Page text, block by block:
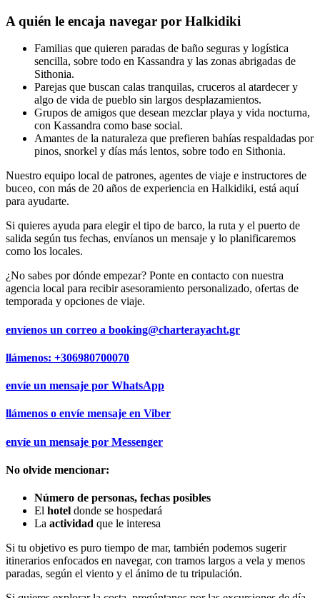
A quién le encaja navegar por Halkidiki
Familias que quieren paradas de baño seguras y logística
sencilla, sobre todo en Kassandra y las zonas abrigadas de
Sithonia.
Parejas que buscan calas tranquilas, cruceros al atardecer y
algo de vida de pueblo sin largos desplazamientos.
Grupos de amigos que desean mezclar playa y vida nocturna,
con Kassandra como base social.
Amantes de la naturaleza que prefieren bahías respaldadas por
pinos, snorkel y días más lentos, sobre todo en Sithonia.
Nuestro equipo local de patrones, agentes de viaje e instructores de
buceo, con más de 20 años de experiencia en Halkidiki, está aquí
para ayudarte.
Si quieres ayuda para elegir el tipo de barco, la ruta y el puerto de
salida según tus fechas, envíanos un mensaje y lo planificaremos
como los locales.
¿No sabes por dónde empezar? Ponte en contacto con nuestra
agencia local para recibir asesoramiento personalizado, ofertas de
temporada y opciones de viaje.
envíenos un correo a booking@charterayacht.gr
llámenos: +306980700070
envíe un mensaje por WhatsApp
llámenos o envíe mensaje en Viber
envíe un mensaje por Messenger
No olvide mencionar:
Número de personas, fechas posibles
El hotel donde se hospedará
La actividad que le interesa
Si tu objetivo es puro tiempo de mar, también podemos sugerir
itinerarios enfocados en navegar, con tramos largos a vela y menos
paradas, según el viento y el ánimo de tu tripulación.